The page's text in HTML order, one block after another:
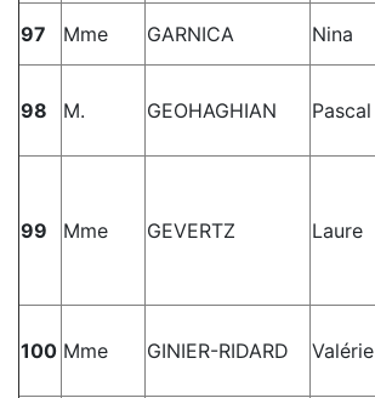
97
Mme GARNICA Nina
98 M. GEOHAGHIAN Pascal
99 Mme GEVERTZ Laure
100 Mme GINIER-RIDARD Valérie